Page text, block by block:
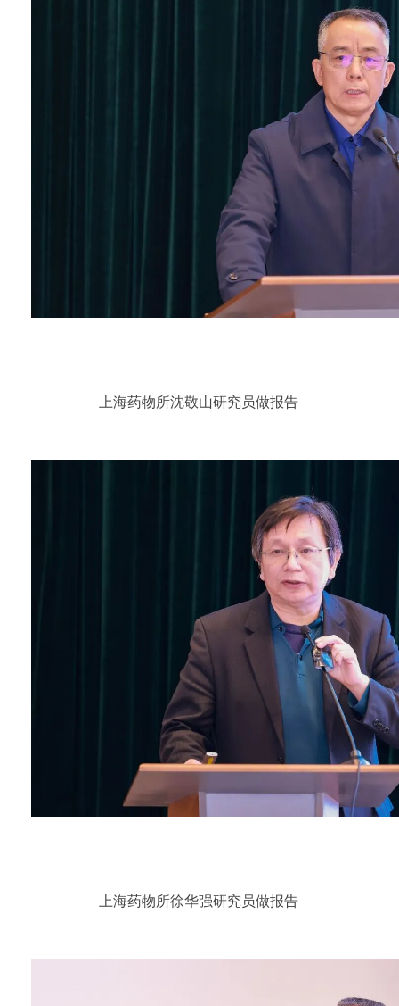
上海药物所沈敬山研究员做报告
上海药物所徐华强研究员做报告